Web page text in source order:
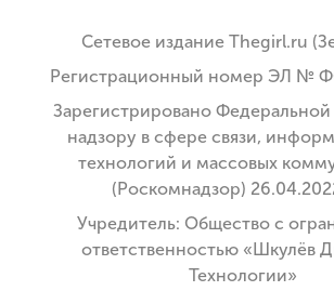
Сетевое издание Thegirl.ru
Регистрационный номер ЭЛ №
Зарегистрировано
надзору в сфере связи,
технологий и массовых
(Роскомнадзор)
Учредитель: Общество с
ответственностью «Шкулёв
Технологии»